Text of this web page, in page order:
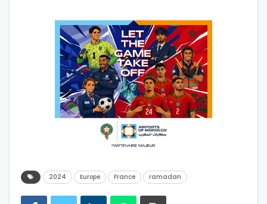
2024 Europe France ramadan